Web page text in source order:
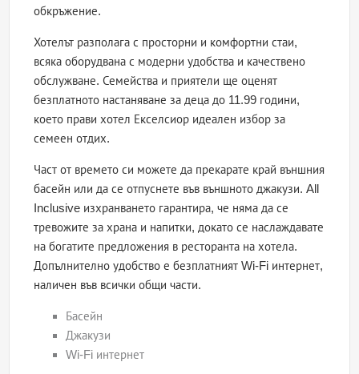
обкръжение.
Хотелът разполага с просторни и комфортни стаи,
всяка оборудвана с модерни удобства и качествено
обслужване. Семейства и приятели ще оценят
безплатното настаняване за деца до 11.99 години,
което прави хотел Екселсиор идеален избор за
семеен отдих.
Част от времето си можете да прекарате край външния
басейн или да се отпуснете във външното джакузи. All
Inclusive изхранването гарантира, че няма да се
тревожите за храна и напитки, докато се наслаждавате
на богатите предложения в ресторанта на хотела.
Допълнително удобство е безплатният Wi-Fi интернет,
наличен във всички общи части.
Басейн
Джакузи
Wi-Fi интернет